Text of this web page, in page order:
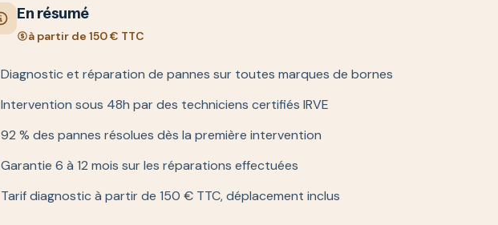
En résumé
à partir de 150 € TTC
Diagnostic et réparation de pannes sur toutes marques de bornes
Intervention sous 48h par des techniciens certifiés IRVE
92 % des pannes résolues dès la première intervention
Garantie 6 à 12 mois sur les réparations effectuées
Tarif diagnostic à partir de 150 € TTC, déplacement inclus